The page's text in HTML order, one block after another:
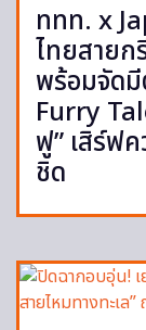
ททท. x
ไทยสายก
พร้อมจัด
Furry
ฟู” เสิร์ฟ
ชิด